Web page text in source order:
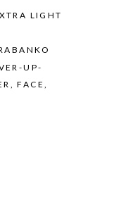
LIGHT
UP-
,FACE,